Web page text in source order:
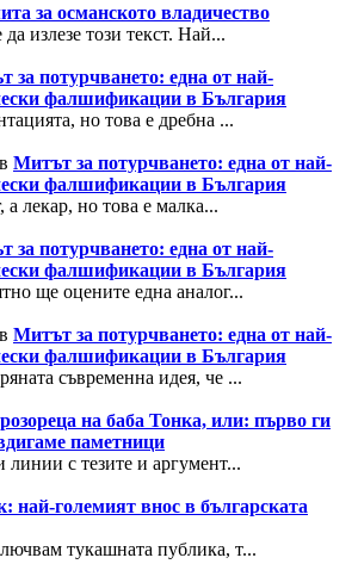
за османското владичество
излезе този текст. Най...
за потурчването: една от най-
фалшификации в България
но това е дребна ...
Митът за потурчването: една от най-
фалшификации в България
лекар, но това е малка...
за потурчването: една от най-
фалшификации в България
ще оцените една аналог...
Митът за потурчването: една от най-
фалшификации в България
съвременна идея, че ...
на баба Тонка, или: първо ги
паметници
с тезите и аргумент...
най-големият внос в българската
тукашната публика, т...